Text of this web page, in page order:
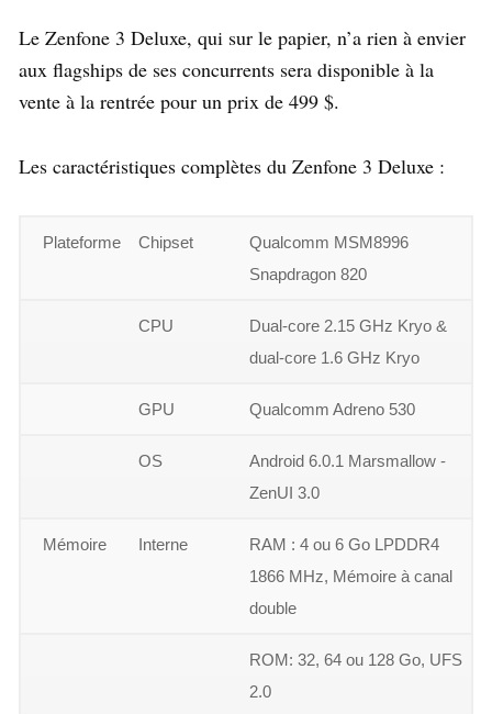
Le Zenfone 3 Deluxe, qui sur le papier, n’a rien à envier
aux flagships de ses concurrents sera disponible à la
vente à la rentrée pour un prix de 499 $.
Les caractéristiques complètes du Zenfone 3 Deluxe :
Plateforme Chipset
Qualcomm MSM8996
Snapdragon 820
CPU
Dual-core 2.15 GHz Kryo &
dual-core 1.6 GHz Kryo
GPU Qualcomm Adreno 530
OS
Android 6.0.1 Marsmallow -
ZenUI 3.0
Mémoire Interne
RAM : 4 ou 6 Go LPDDR4
1866 MHz, Mémoire à canal
double
ROM: 32, 64 ou 128 Go, UFS
2.0